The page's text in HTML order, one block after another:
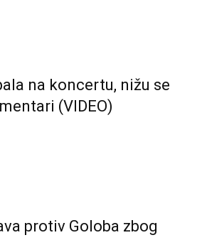
na koncertu, nižu se
(VIDEO)
protiv Goloba zbog